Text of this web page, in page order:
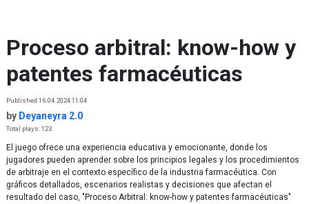
Proceso arbitral: know-how y
patentes farmacéuticas
Published 16.04.2024 11:04
by Deyaneyra 2.0
Total plays: 123
El juego ofrece una experiencia educativa y emocionante, donde los
jugadores pueden aprender sobre los principios legales y los procedimientos
de arbitraje en el contexto específico de la industria farmacéutica. Con
gráficos detallados, escenarios realistas y decisiones que afectan el
resultado del caso, "Proceso Arbitral: know-how y patentes farmacéuticas"